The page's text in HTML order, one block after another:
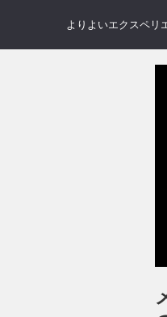
よりよいエクスペリ